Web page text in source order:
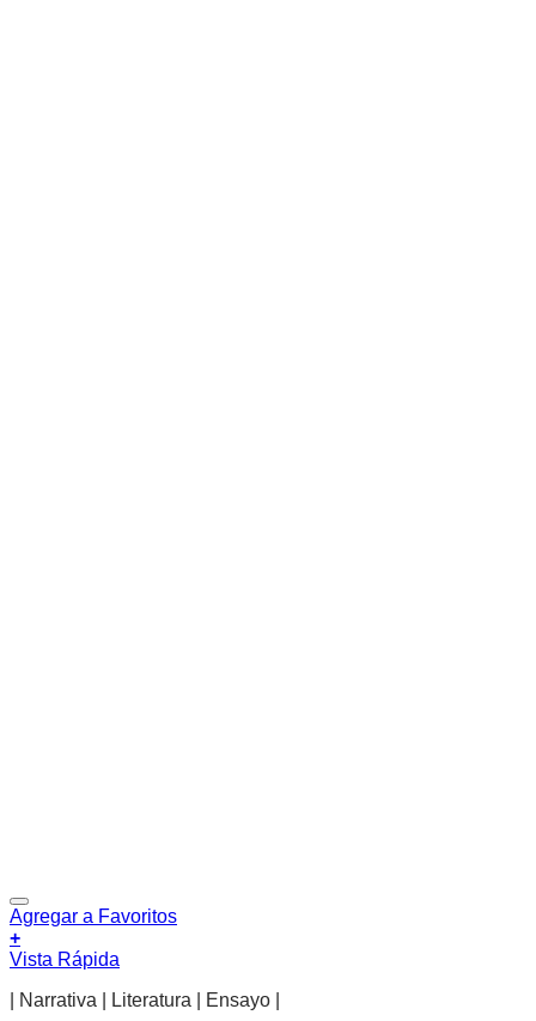
Agregar a Favoritos
+
Vista Rápida
| Narrativa | Literatura | Ensayo |